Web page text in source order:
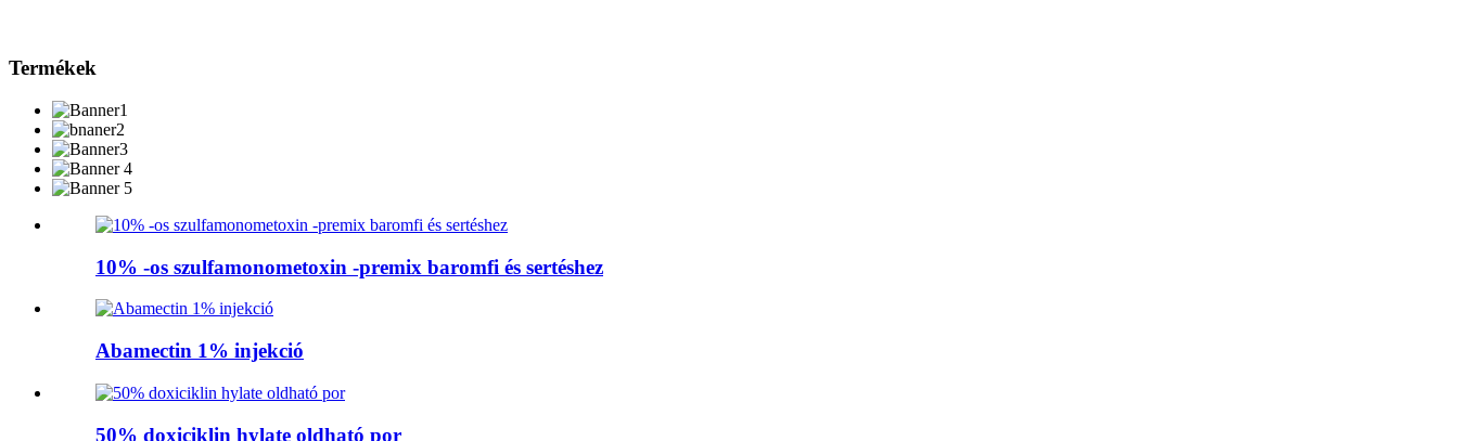
Termékek
10% -os szulfamonometoxin -premix baromfi és sertéshez
Abamectin 1% injekció
50% doxiciklin hylate oldható por